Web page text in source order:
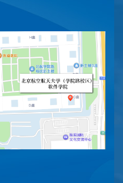
示，并根据考生综合考核结果按
照“成绩优先”、“双向选择”的原则
组织师生双选。公示拟录取名
单。 ...